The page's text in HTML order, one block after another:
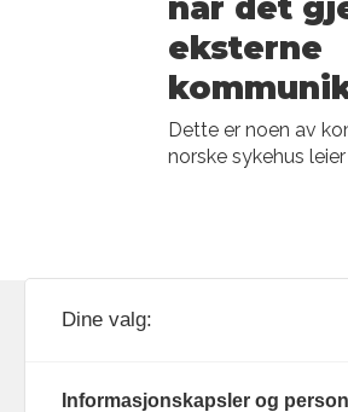
når det
eksterne
Dette er noen av
norske sykehus leier
093 182
Dine valg:
Informasjonskapsler og